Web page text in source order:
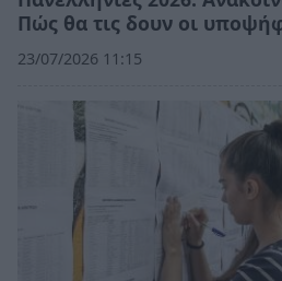
Πώς θα τις δουν οι
23/07/2026 11:15